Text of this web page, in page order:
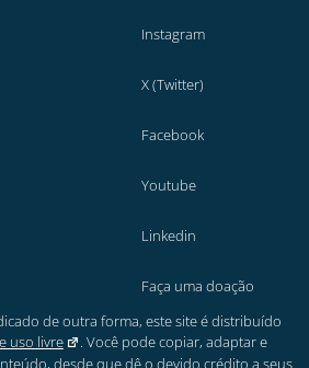
Instagram
X (Twitter)
Facebook
Youtube
Linkedin
Faça uma doação
de outra forma, este site é distribuído
uso livre
. Você pode copiar, adaptar e